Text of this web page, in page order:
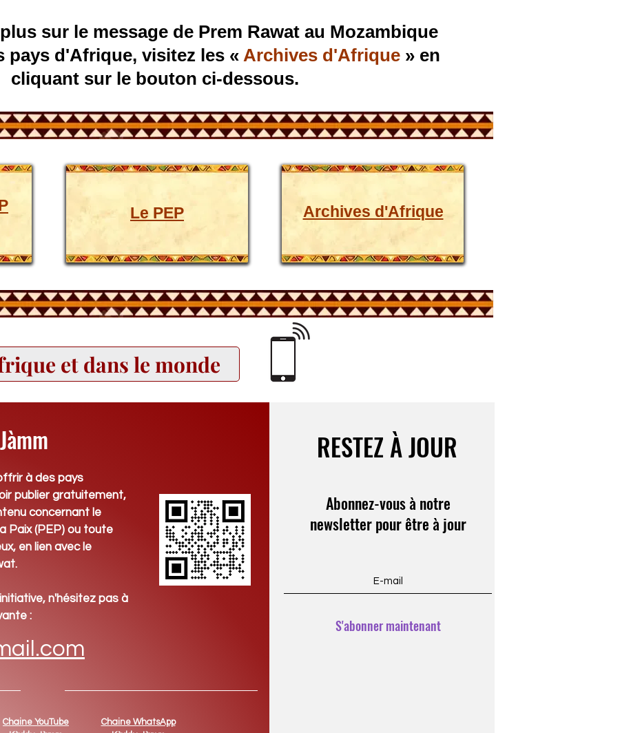
sur le message de Prem Rawat au Mozambique
pays d'Afrique, visitez les « Archives d'Afrique » en
cliquant sur le bouton ci-dessous.
Le PEP Archives d'Afrique
et dans le monde
à des pays
publier gratuitement,
concernant le
Paix (PEP) ou toute
en lien avec le
n'hésitez pas à
:
Chaine YouTube
Chaine WhatsApp
RESTEZ À JOUR
Abonnez-vous à notre
newsletter pour être à jour
S'abonner maintenant